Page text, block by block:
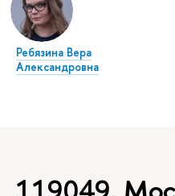
Ребязина Вера
Александровна